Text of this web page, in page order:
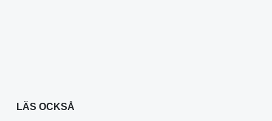
LÄS OCKSÅ